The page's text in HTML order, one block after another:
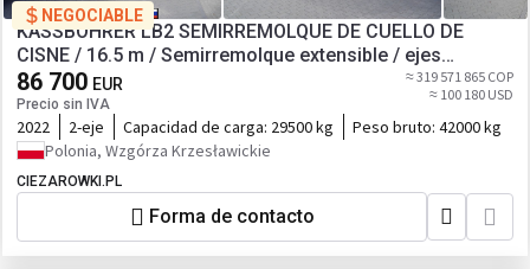
NEGOCIABLE
KÄSSBOHRER LB2 SEMIRREMOLQUE DE CUELLO DE
CISNE / 16.5 m / Semirremolque extensible / ejes
direccionales / 2 unidades
86 700 EUR
Precio sin IVA
≈ 319 571 865 COP
≈ 100 180 USD
2022 2-eje Capacidad de carga: 29500 kg Peso bruto: 42000 kg
Polonia, Wzgórza Krzesławickie
CIEZAROWKI.PL
Forma de contacto